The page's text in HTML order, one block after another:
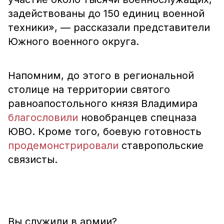
задействованы до 150 единиц военной
техники», — рассказали представители
Южного военного округа.
Напомним, до этого в региональной
столице на территории святого
равноапостольного князя Владимира
благословили новобранцев спецназа
ЮВО. Кроме того, боевую готовность
продемонстрировали ставропольские
связисты.